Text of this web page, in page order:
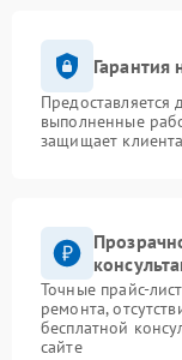
Гарантия
Предоставляется
выполненные
защищает
Точные прайс-
ремонта,
бесплатной
сайте